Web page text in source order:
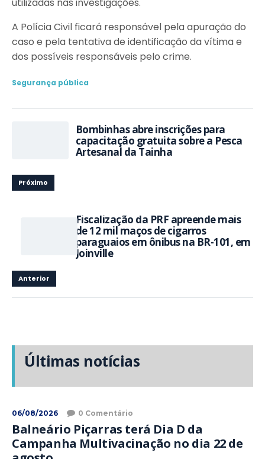
utilizadas nas investigações.
A Polícia Civil ficará responsável pela apuração do
caso e pela tentativa de identificação da vítima e
dos possíveis responsáveis pelo crime.
Segurança pública
Bombinhas abre inscrições para
capacitação gratuita sobre a Pesca
Artesanal da Tainha
Próximo
Fiscalização da PRF apreende mais
de 12 mil maços de cigarros
paraguaios em ônibus na BR-101, em
Joinville
Anterior
Últimas notícias
06/08/2026 0 Comentário
Balneário Piçarras terá Dia D da
Campanha Multivacinação no dia 22 de